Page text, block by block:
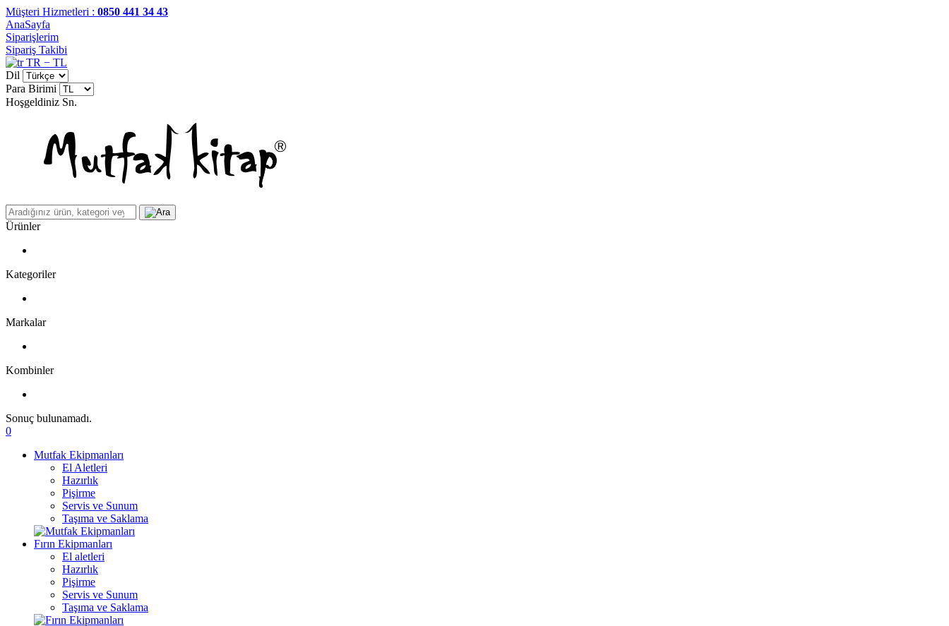
Müşteri Hizmetleri : 0850 441 34 43
AnaSayfa
Siparişlerim
Sipariş Takibi
TR − TL
Dil
Para Birimi
Hoşgeldiniz Sn.
Ürünler
Kategoriler
Markalar
Kombinler
Sonuç bulunamadı.
0
Mutfak Ekipmanları
El Aletleri
Hazırlık
Pişirme
Servis ve Sunum
Taşıma ve Saklama
Fırın Ekipmanları
El aletleri
Hazırlık
Pişirme
Servis ve Sunum
Taşıma ve Saklama